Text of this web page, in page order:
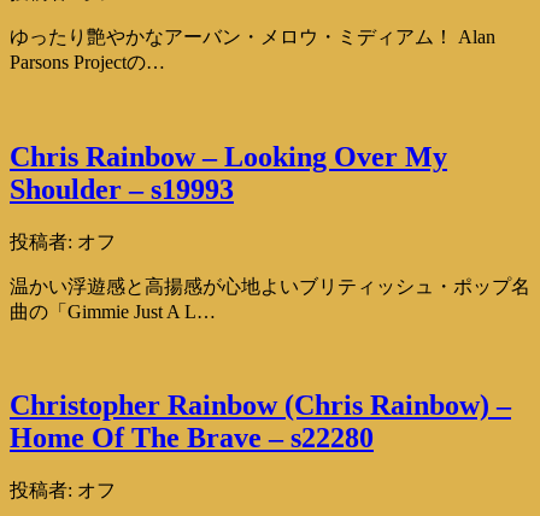
ゆったり艶やかなアーバン・メロウ・ミディアム！ Alan
Parsons Projectの…
Chris Rainbow – Looking Over My
Shoulder – s19993
投稿者: オフ
温かい浮遊感と高揚感が心地よいブリティッシュ・ポップ名
曲の「Gimmie Just A L…
Christopher Rainbow (Chris Rainbow) –
Home Of The Brave – s22280
投稿者: オフ